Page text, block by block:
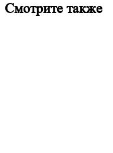
Смотрите также